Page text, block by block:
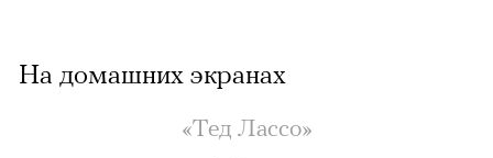
На домашних экранах
«Тед Лассо»